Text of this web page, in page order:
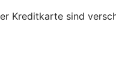
Kreditkarte sind